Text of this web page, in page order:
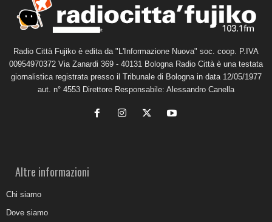
Radio Città Fujiko è edita da "L'Informazione Nuova" soc. coop. P.IVA
00954970372 Via Zanardi 369 - 40131 Bologna Radio Città è una testata
giornalistica registrata presso il Tribunale di Bologna in data 12/05/1977
aut. n° 4553 Direttore Responsabile: Alessandro Canella
Altre informazioni
Chi siamo
Dove siamo